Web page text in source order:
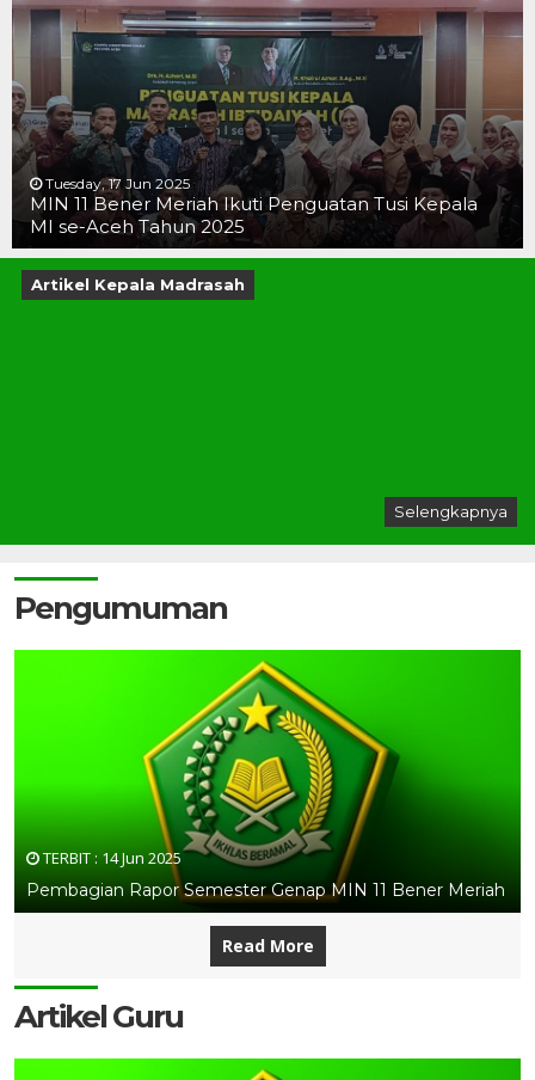
Tuesday, 17 Jun 2025
MIN 11 Bener Meriah Ikuti Penguatan Tusi Kepala
MI se-Aceh Tahun 2025
Artikel Kepala Madrasah
Selengkapnya
Pengumuman
TERBIT : 14 Jun 2025
Pembagian Rapor Semester Genap MIN 11 Bener Meriah
Read More
Artikel Guru
19 JUN 2025
19 JUN 2025
16 JUN 2025